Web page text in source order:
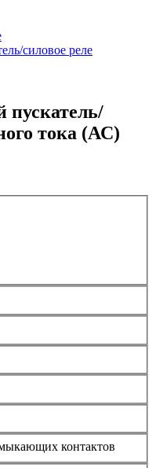
силовое реле
пускатель/
тока (АС)
контактов